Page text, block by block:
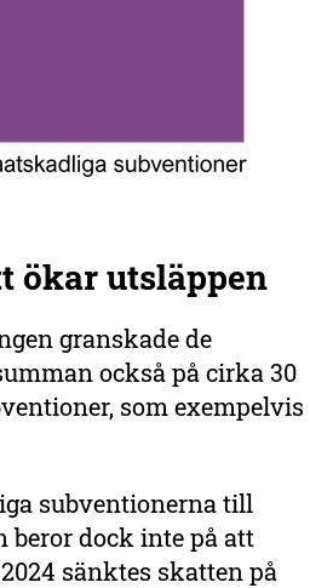
ökar utsläppen
granskade de
också på cirka 30
som exempelvis
subventionerna till
dock inte på att
sänktes skatten på